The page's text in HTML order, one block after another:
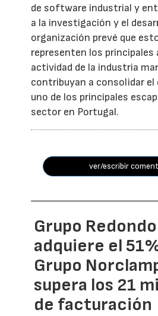
de software industrial y
a la investigación y el
organización prevé que
representen los principales
actividad de la industria
contribuyan a consolidar
uno de los principales
sector en Portugal.
ver/escribir
Grupo Redondo
adquiere el
Grupo
supera los 21
de facturación